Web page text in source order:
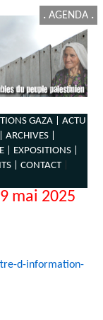
. AGENDA .
GAZA |
ACTU
ARCHIVES |
|
EXPOSITIONS |
| CONTACT|
mai 2025
d-information-